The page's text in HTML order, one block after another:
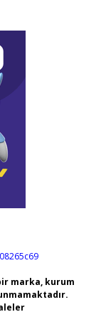
marka, kurum